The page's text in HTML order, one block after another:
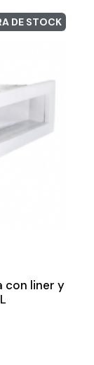
DE STOCK
con liner y